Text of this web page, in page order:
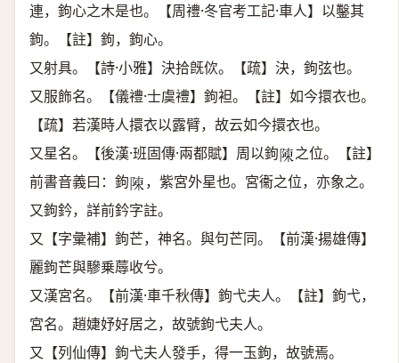
連，鉤心之木是也。【周禮·冬官考工記·車人】以鑿其
鉤。【註】鉤，鉤心。
又射具。【詩·小雅】決拾旣佽。【疏】決，鉤弦也。
又服飾名。【儀禮·士虞禮】鉤袒。【註】如今擐衣也。
【疏】若漢時人擐衣以露臂，故云如今擐衣也。
又星名。【後漢·班固傳·兩都賦】周以鉤𨻰 之位。【註】
前書音義曰：鉤𨻰 ，紫宮外星也。宮衞之位，亦象之。
又鉤鈐，詳前鈐字註。
又【字彙補】鉤芒，神名。與句芒同。【前漢·揚雄傳】
麗鉤芒與驂乗蓐收兮。
又漢宮名。【前漢·車千秋傳】鉤弋夫人。【註】鉤弋，
宮名。趙婕妤好居之，故號鉤弋夫人。
又【列仙傳】鉤弋夫人發手，得一玉鉤，故號焉。